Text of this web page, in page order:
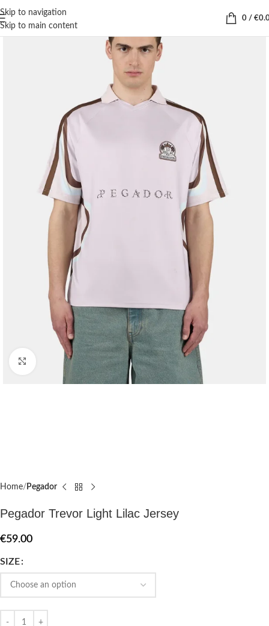
Skip to navigation
Skip to main content
0 / €
Click to enlarge
Home Pegador​
Pegador Trevor Light Lilac Jersey
€59.00
SIZE